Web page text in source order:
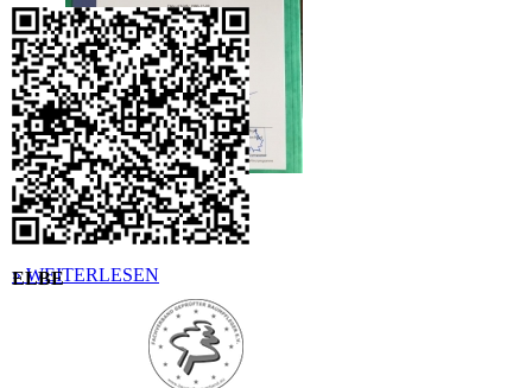
Weitere Zertifizierung für Elbe
Gartenbau !
» WEITERLESEN
ELBE